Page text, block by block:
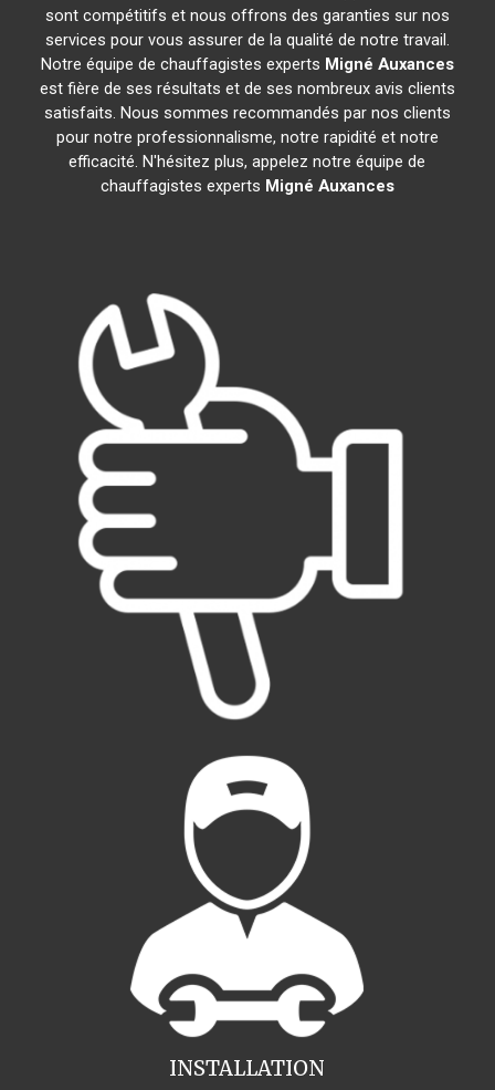
sont compétitifs et nous offrons des garanties sur nos
services pour vous assurer de la qualité de notre travail.
Notre équipe de chauffagistes experts Migné Auxances
est fière de ses résultats et de ses nombreux avis clients
satisfaits. Nous sommes recommandés par nos clients
pour notre professionnalisme, notre rapidité et notre
efficacité. N'hésitez plus, appelez notre équipe de
chauffagistes experts Migné Auxances
INSTALLATION